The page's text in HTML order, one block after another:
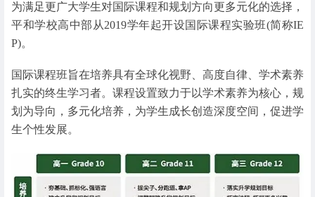
为满足更广大学生对国际课程和规划方向更多元化的选择，
平和学校高中部从2019学年起开设国际课程实验班(简称IE
P)。
国际课程班旨在培养具有全球化视野、高度自律、学术素养
扎实的终生学习者。课程设置致力于以学术素养为核心，规
划为导向，多元化培养，为学生成长创造深度空间，促进学
生个性发展。